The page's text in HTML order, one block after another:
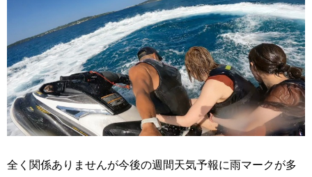
全く関係ありませんが今後の週間天気予報に雨マークが多